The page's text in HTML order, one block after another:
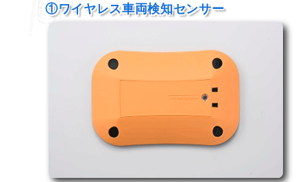
①ワイヤレス車両検知センサー